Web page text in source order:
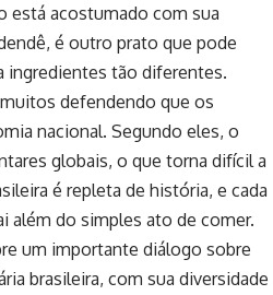
está acostumado com sua
é outro prato que pode
ingredientes tão diferentes.
defendendo que os
nacional. Segundo eles, o
globais, o que torna difícil a
é repleta de história, e cada
além do simples ato de comer.
um importante diálogo sobre
brasileira, com sua diversidade